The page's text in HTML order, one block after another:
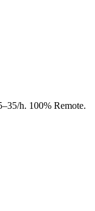
h. 100% Remote.